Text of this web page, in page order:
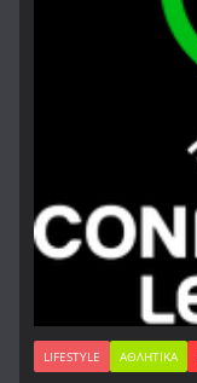
LIFESTYLE ΑΘΛΗΤΙΚΆ